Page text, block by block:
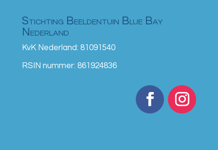
Stichting Beeldentuin Blue Bay
Nederland
KvK Nederland: 81091540
RSIN nummer: 861924836